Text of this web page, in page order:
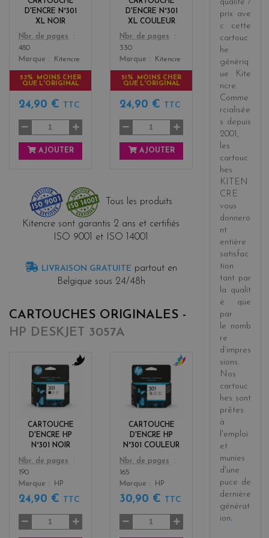
D'ENCRE N°301
XL NOIR
Color
Nbr. de pages
480
Marque
Kitencre
53% MOINS CHER
QUE L'ORIGINAL
24,90 € TTC
AJOUTER
D'ENCRE N°301
XL COULEUR
Color
s
Nbr. de pages
330
Marque
Kitencre
51% MOINS CHER
QUE L'ORIGINAL
24,90 € TTC
AJOUTER
Tous les produits
Kitencre sont garantis 2 ans et certifiés
ISO 9001 et ISO 14001
LIVRAISON GRATUITE partout en
Belgique sous 24/48h
CARTOUCHES ORIGINALES -
HP DESKJET 3057A
CARTOUCHE
D'ENCRE HP
N°301 NOIR
Color
k
Nbr. de pages
190
Marque
HP
24,90 € TTC
CARTOUCHE
D'ENCRE HP
N°301 COULEUR
Color
r
Nbr. de pages
165
Marque
HP
30,90 € TTC
qualité /
prix ave
c cette
cartouc
he
génériq
ue
Kite
ncre.
Comme
rcialisée
s depuis
2001 ,
les
cartouc
hes
KITEN
CRE
vous
donnero
nt
entière
satisfac
tion
tant par
la qualit
é que
par
le nomb
re
d’impres
sions.
Nos
cartouc
hes sont
prêtes
à
l'emploi
et
munies
d'une
puce de
dernière
générat
ion.